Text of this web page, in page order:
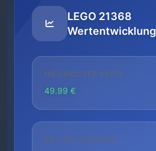
LEGO 21368
Wertentwicklung
NIEDRIGSTER PREIS
49.99 €
AKTUELLER PREIS